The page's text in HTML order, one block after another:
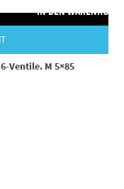
IN DEN WARENKORB
Ventile. M 5×85